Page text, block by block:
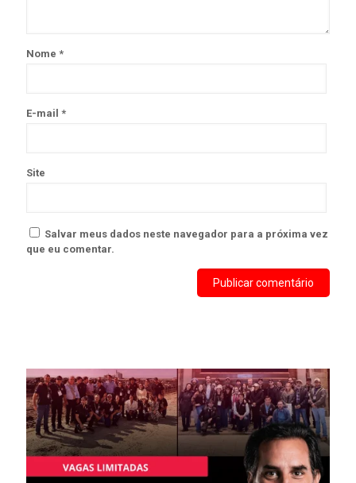
Nome *
E-mail *
Site
Salvar meus dados neste navegador para a próxima vez
que eu comentar.